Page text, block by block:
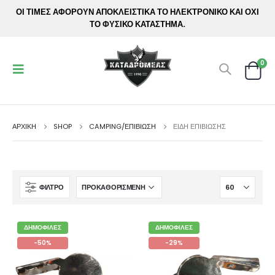
ΟΙ ΤΙΜΕΣ ΑΦΟΡΟΥΝ ΑΠΟΚΛΕΙΣΤΙΚΑ ΤΟ ΗΛΕΚΤΡΟΝΙΚΟ ΚΑΙ ΟΧΙ
ΤΟ ΦΥΣΙΚΟ ΚΑΤΑΣΤΗΜΑ.
0
ΑΡΧΙΚΉ SHOP CAMPING/ΕΠΙΒΙΩΣΗ ΕΊΔΗ ΕΠΙΒΊΩΣΗΣ
ΦΊΛΤΡΟ
ΔΗΜΟΦΙΛΈΣ
-50%
ΔΗΜΟΦΙΛΈΣ
-29%